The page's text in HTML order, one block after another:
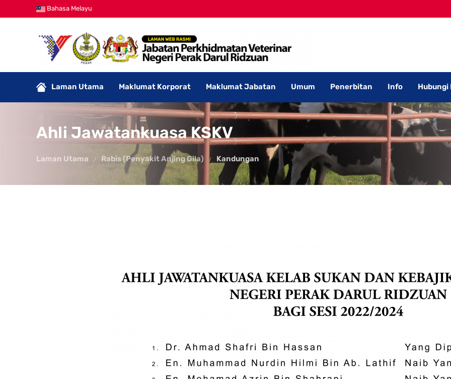
Bahasa Melayu
Laman Utama Maklumat Korporat Maklumat Jabatan Umum Penerbitan Info Hubungi
Ahli Jawatankuasa KSKV
Laman Utama Rabis (Penyakit Anjing Gila) Kandungan